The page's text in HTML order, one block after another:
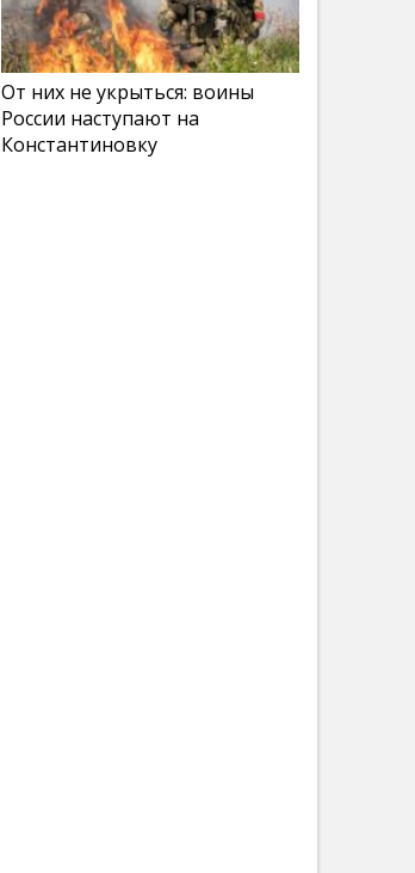
От них не укрыться: воины
России наступают на
Константиновку